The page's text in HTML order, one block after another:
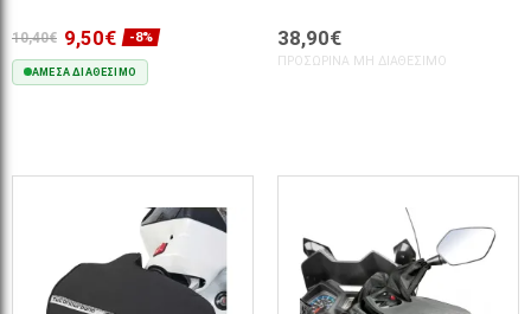
10,40€ 9,50€ -8%
ΆΜΕΣΑ ΔΙΑΘΈΣΙΜΟ
38,90€
ΠΡΟΣΩΡΙΝΆ ΜΗ ΔΙΑΘΈΣΙΜΟ